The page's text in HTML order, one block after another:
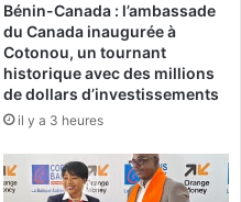
Bénin-Canada : l’ambassade
du Canada inaugurée à
Cotonou, un tournant
historique avec des millions
de dollars d’investissements
il y a 3 heures